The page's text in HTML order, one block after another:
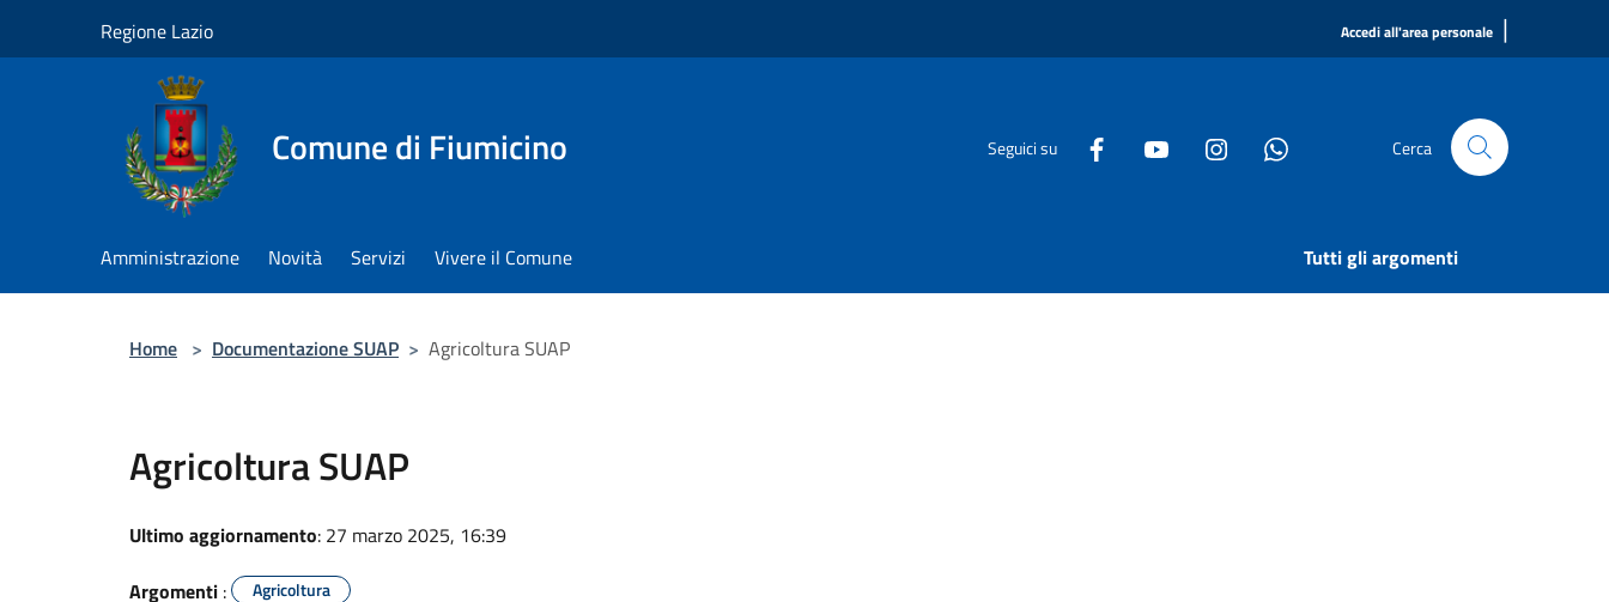
Regione Lazio Accedi all'area personale |
Comune di Fiumicino Seguici su Cerca
Amministrazione Novità Servizi Vivere il Comune Tutti gli argomenti
Home > Documentazione SUAP > Agricoltura SUAP
Agricoltura SUAP
Ultimo aggiornamento: 27 marzo 2025, 16:39
Argomenti : Agricoltura